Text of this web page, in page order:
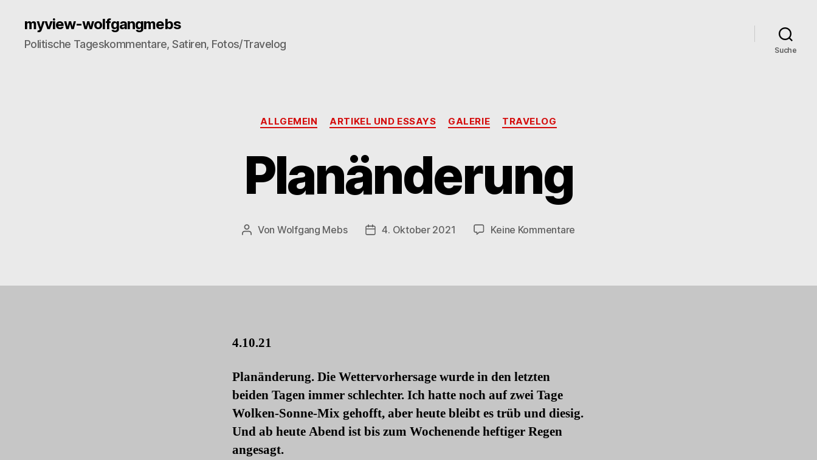
myview-wolfgangmebs
Politische Tageskommentare, Satiren, Fotos/Travelog Suche
Kategorien
ALLGEMEIN ARTIKEL UND ESSAYS GALERIE TRAVELOG
Planänderung
Beitragsautor
Von Wolfgang Mebs Beitragsdatum
4. Oktober 2021 Keine Kommentare
4.10.21
Planänderung. Die Wettervorhersage wurde in den letzten
beiden Tagen immer schlechter. Ich hatte noch auf zwei Tage
Wolken-Sonne-Mix gehofft, aber heute bleibt es trüb und diesig.
Und ab heute Abend ist bis zum Wochenende heftiger Regen
angesagt.